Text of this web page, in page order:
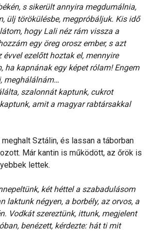
s sikerült annyira megdumálnia,
ülj törökülésbe, megpróbáljuk. Kis idő
hogy Lali néz rám vissza a
egy öreg orosz ember, s azt
ezelőtt hoztak el, mennyire
ha kapnának egy képet rólam! Engem
meghálálnám…
szalonnát kaptunk, cukrot
amit a magyar rabtársakkal
Sztálin, és lassan a táborban
Már kantin is működött, az őrök is
lettek.
két héttel a szabadulásom
laktunk négyen, a borbély, az orvos, a
Vodkát szereztünk, ittunk, megjelent
benézett, kérdezte: hát ti mit